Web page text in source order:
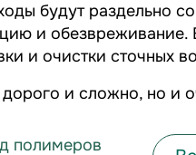
будут раздельно
и
и очистки сточных
и сложно, но и
полимеров